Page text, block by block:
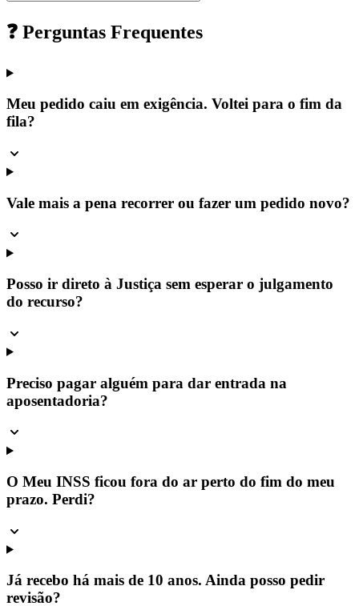
❓ Perguntas Frequentes
Meu pedido caiu em exigência. Voltei para o fim da
fila?
Vale mais a pena recorrer ou fazer um pedido novo?
Posso ir direto à Justiça sem esperar o julgamento
do recurso?
Preciso pagar alguém para dar entrada na
aposentadoria?
O Meu INSS ficou fora do ar perto do fim do meu
prazo. Perdi?
Já recebo há mais de 10 anos. Ainda posso pedir
revisão?